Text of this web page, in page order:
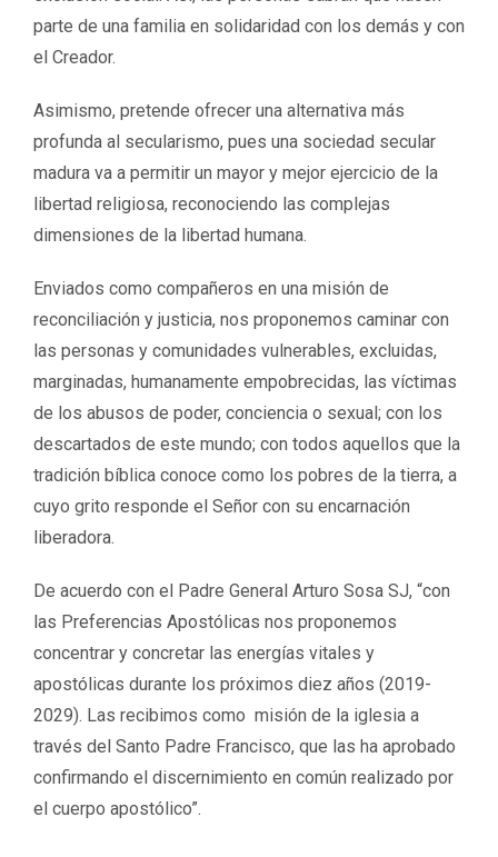
parte de una familia en solidaridad con los demás y con
el Creador.
Asimismo, pretende ofrecer una alternativa más
profunda al secularismo, pues una sociedad secular
madura va a permitir un mayor y mejor ejercicio de la
libertad religiosa, reconociendo las complejas
dimensiones de la libertad humana.
Enviados como compañeros en una misión de
reconciliación y justicia, nos proponemos caminar con
las personas y comunidades vulnerables, excluidas,
marginadas, humanamente empobrecidas, las víctimas
de los abusos de poder, conciencia o sexual; con los
descartados de este mundo; con todos aquellos que la
tradición bíblica conoce como los pobres de la tierra, a
cuyo grito responde el Señor con su encarnación
liberadora.
De acuerdo con el Padre General Arturo Sosa SJ, “con
las Preferencias Apostólicas nos proponemos
concentrar y concretar las energías vitales y
apostólicas durante los próximos diez años (2019-
2029). Las recibimos como misión de la iglesia a
través del Santo Padre Francisco, que las ha aprobado
confirmando el discernimiento en común realizado por
el cuerpo apostólico”.